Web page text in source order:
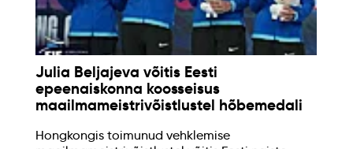
Julia Beljajeva võitis Eesti
epeenaiskonna koosseisus
maailmameistrivõistlustel hõbemedali
Hongkongis toimunud vehklemise